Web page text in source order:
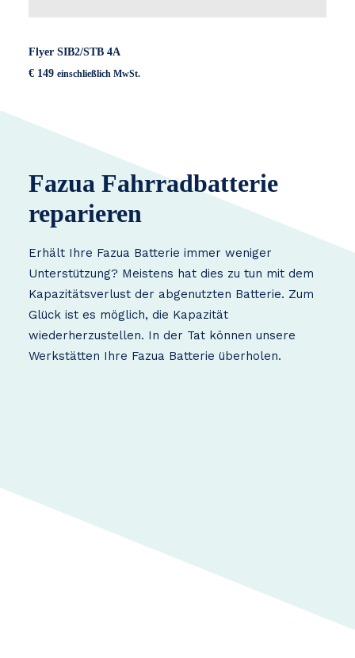
Flyer SIB2/STB 4A
€ 149 einschließlich MwSt.
Fazua Fahrradbatterie
reparieren
Erhält Ihre Fazua Batterie immer weniger
Unterstützung? Meistens hat dies zu tun mit dem
Kapazitätsverlust der abgenutzten Batterie. Zum
Glück ist es möglich, die Kapazität
wiederherzustellen. In der Tat können unsere
Werkstätten Ihre Fazua Batterie überholen.